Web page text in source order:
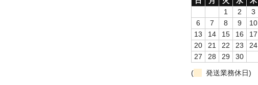
1
2 3
6
7 8 9 10
13
14 15 16 17
20
21 22 23 24
27
28 29
30
(
発送業務休日)